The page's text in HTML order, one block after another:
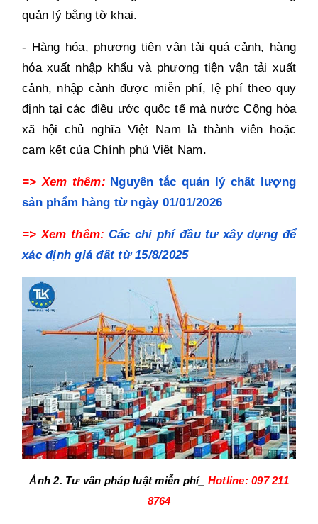
quản lý bằng tờ khai.
- Hàng hóa, phương tiện vận tải quá cảnh, hàng
hóa xuất nhập khẩu và phương tiện vận tải xuất
cảnh, nhập cảnh được miễn phí, lệ phí theo quy
định tại các điều ước quốc tế mà nước Cộng hòa
xã hội chủ nghĩa Việt Nam là thành viên hoặc
cam kết của Chính phủ Việt Nam.
=> Xem thêm: Nguyên tắc quản lý chất lượng
sản phẩm hàng từ ngày 01/01/2026
=> Xem thêm: Các chi phí đầu tư xây dựng để
xác định giá đất từ 15/8/2025
Ảnh 2. Tư vấn pháp luật miễn phí_ Hotline: 097 211
8764